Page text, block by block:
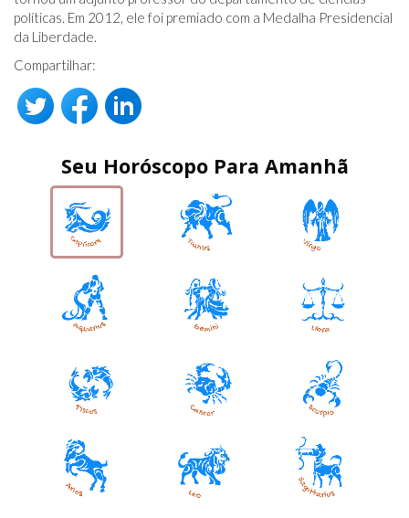
políticas. Em 2012, ele foi premiado com a Medalha Presidencial
da Liberdade.
Compartilhar:
Seu Horóscopo Para Amanhã